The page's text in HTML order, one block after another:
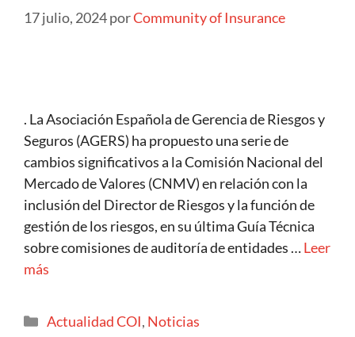
17 julio, 2024porCommunity of Insurance
. La Asociación Española de Gerencia de Riesgos y
Seguros (AGERS) ha propuesto una serie de
cambios significativos a la Comisión Nacional del
Mercado de Valores (CNMV) en relación con la
inclusión del Director de Riesgos y la función de
gestión de los riesgos, en su última Guía Técnica
sobre comisiones de auditoría de entidades …Leer
más
Actualidad COI, Noticias